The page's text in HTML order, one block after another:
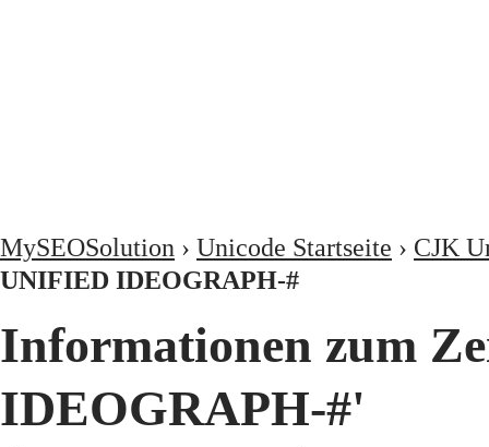
MySEOSolution › Unicode Startseite › CJK
UNIFIED IDEOGRAPH-#
Informationen zum
IDEOGRAPH-#'